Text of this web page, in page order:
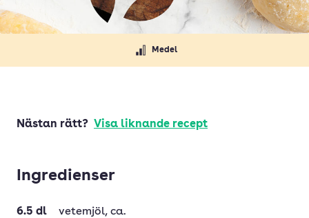
Medel
Nästan rätt? Visa liknande recept
Ingredienser
6.5 dl vetemjöl, ca.